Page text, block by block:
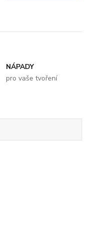
NÁPADY
pro vaše tvoření